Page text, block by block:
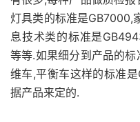
灯具类的标准是GB7000,
息技术类的标准是
等等.如果细分到产品的
维车,平衡车这样的标准
据产品来定的.